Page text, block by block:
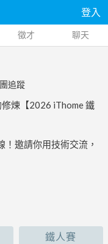
登入
徵才 聊天
追蹤
煉【2026 iThome 鐵
邀請你用技術交流，
鐵人賽